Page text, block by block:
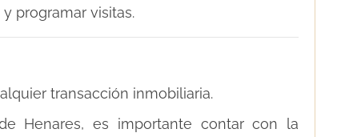
programar visitas.
transacción inmobiliaria.
Henares, es importante contar con la